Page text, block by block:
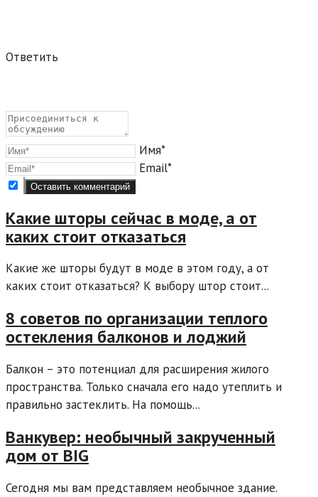
Ответить
Имя*
Email*
Какие шторы сейчас в моде, а от
каких стоит отказаться
Какие же шторы будут в моде в этом году, а от
каких стоит отказаться? К выбору штор стоит...
8 советов по организации теплого
остекления балконов и лоджий
Балкон – это потенциал для расширения жилого
пространства. Только сначала его надо утеплить и
правильно застеклить. На помощь...
Ванкувер: необычный закрученный
дом от BIG
Сегодня мы вам представляем необычное здание.